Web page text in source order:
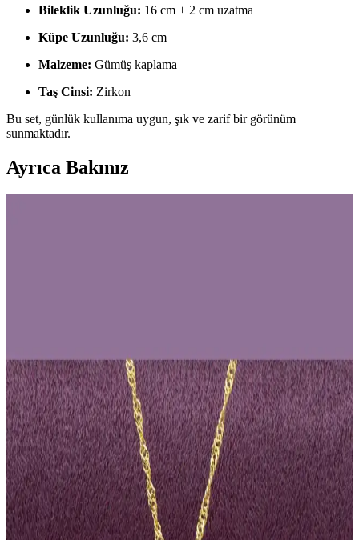
Bileklik Uzunluğu: 16 cm + 2 cm uzatma
Küpe Uzunluğu: 3,6 cm
Malzeme: Gümüş kaplama
Taş Cinsi: Zirkon
Bu set, günlük kullanıma uygun, şık ve zarif bir görünüm
sunmaktadır.
Ayrıca Bakınız
Şık tasarımı ve dayanıklı malzemeleriyle öne çıkan bu set, günlük ve
özel günlerinizde tarzınızı yansıtmanızı sağlar, uzun ömürlü kullanım
ve estetik detaylar sunar.
Ressia Kadın Takı Setleri Karşılaştırması: Altın ve
Gümüş Renkli Su Yolu Zirkon Tasarımları
İki Ressia kadın takı setini tasarım, kalite ve kullanıcı deneyimi
açısından karşılaştırıyoruz. Altın ve gümüş renkli su yolu zirkon
setlerinin avantajları ve dezavantajlarıyla alışveriş kararınızı
kolaylaştırıyoruz.